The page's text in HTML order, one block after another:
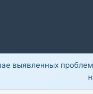
выявленных